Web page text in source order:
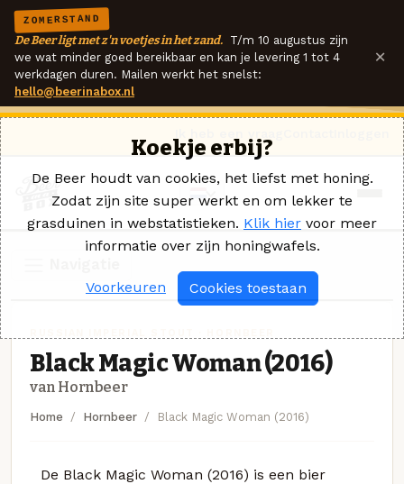
ZOMERSTAND
De Beer ligt met z'n voetjes in het zand. T/m 10 augustus zijn
we wat minder goed bereikbaar en kan je levering 1 tot 4
werkdagen duren. Mailen werkt het snelst:
hello@beerinabox.nl
×
Black Magic Woman (2016)
van Hornbeer
Home Hornbeer Black Magic Woman (2016)
De Black Magic Woman (2016) is een bier
Koekje erbij?
De Beer houdt van cookies, het liefst met honing.
Zodat zijn site super werkt en om lekker te
grasduinen in webstatistieken. Klik hier voor meer
informatie over zijn honingwafels.
Voorkeuren Cookies toestaan